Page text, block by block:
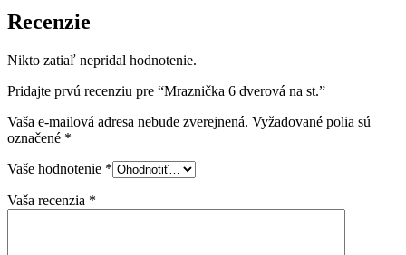
Recenzie
Nikto zatiaľ nepridal hodnotenie.
Pridajte prvú recenziu pre “Mraznička 6 dverová na st.”
Vaša e-mailová adresa nebude zverejnená. Vyžadované polia sú
označené *
Vaše hodnotenie *
Vaša recenzia *